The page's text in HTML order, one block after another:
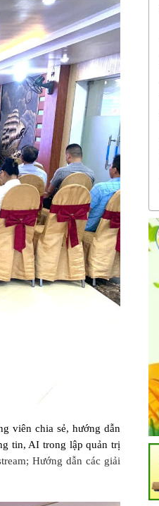
viên chia sẻ, hướng dẫn
tin, AI trong lập quản trị
Hướng dẫn các giải